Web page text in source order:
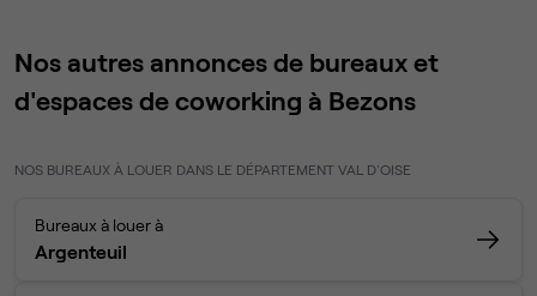
Nos autres annonces de bureaux et
d'espaces de coworking à Bezons
NOS BUREAUX À LOUER DANS LE DÉPARTEMENT VAL D'OISE
Bureaux à louer à
Argenteuil